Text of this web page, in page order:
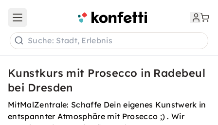
Open main menu
Suche: Stadt, Erlebnis
Kunstkurs mit Prosecco in Radebeul
bei Dresden
MitMalZentrale: Schaffe Dein eigenes Kunstwerk in
entspannter Atmosphäre mit Prosecco ;) . Wir